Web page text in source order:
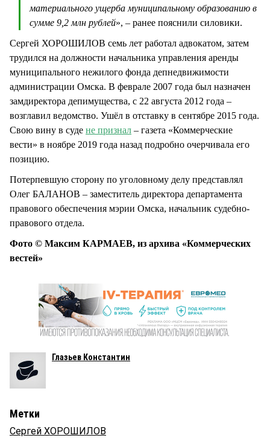
материального ущерба муниципальному образованию в
сумме 9,2 млн рублей», – ранее пояснили силовики.
Сергей ХОРОШИЛОВ семь лет работал адвокатом, затем
трудился на должности начальника управления аренды
муниципального нежилого фонда депнедвижимости
администрации Омска. В феврале 2007 года был назначен
замдиректора депимущества, с 22 августа 2012 года –
возглавил ведомство. Ушёл в отставку в сентябре 2015 года.
Свою вину в суде не признал – газета «Коммерческие
вести» в ноябре 2019 года назад подробно очерчивала его
позицию.
Потерпевшую сторону по уголовному делу представлял
Олег БАЛАНОВ – заместитель директора департамента
правового обеспечения мэрии Омска, начальник судебно-
правового отдела.
Фото © Максим КАРМАЕВ, из архива «Коммерческих
вестей»
Глазьев Константин
Метки
Сергей ХОРОШИЛОВ